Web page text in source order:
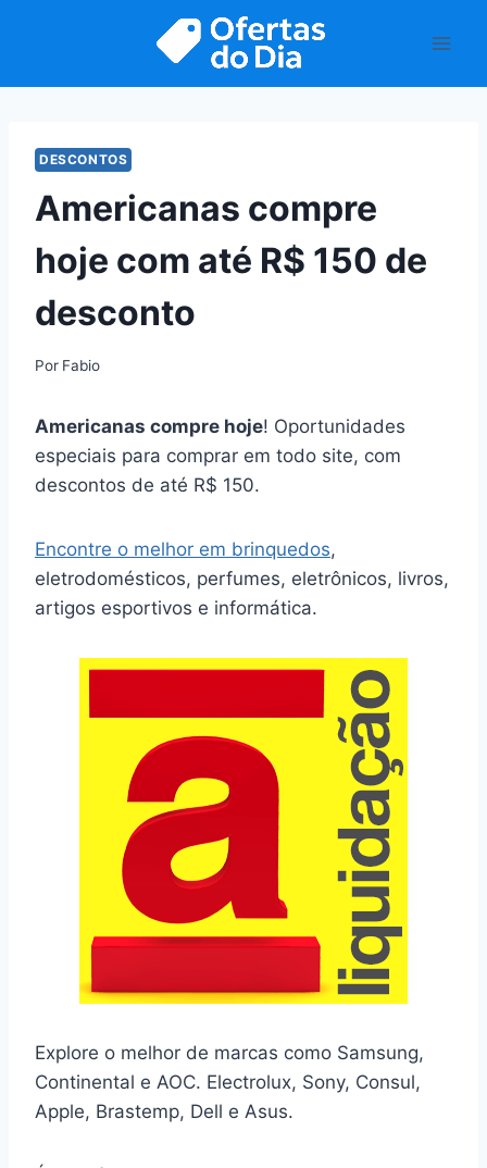
DESCONTOS
Americanas compre
hoje com até R$ 150 de
desconto
Por Fabio
Americanas compre hoje! Oportunidades
especiais para comprar em todo site, com
descontos de até R$ 150.
Encontre o melhor em brinquedos,
eletrodomésticos, perfumes, eletrônicos, livros,
artigos esportivos e informática.
Explore o melhor de marcas como Samsung,
Continental e AOC. Electrolux, Sony, Consul,
Apple, Brastemp, Dell e Asus.